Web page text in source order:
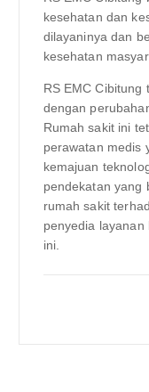
kesehatan dan
dilayaninya dan
kesehatan
RS EMC
dengan
Rumah sakit ini
perawatan medis
kemajuan
pendekatan yang
rumah sakit
penyedia
ini.